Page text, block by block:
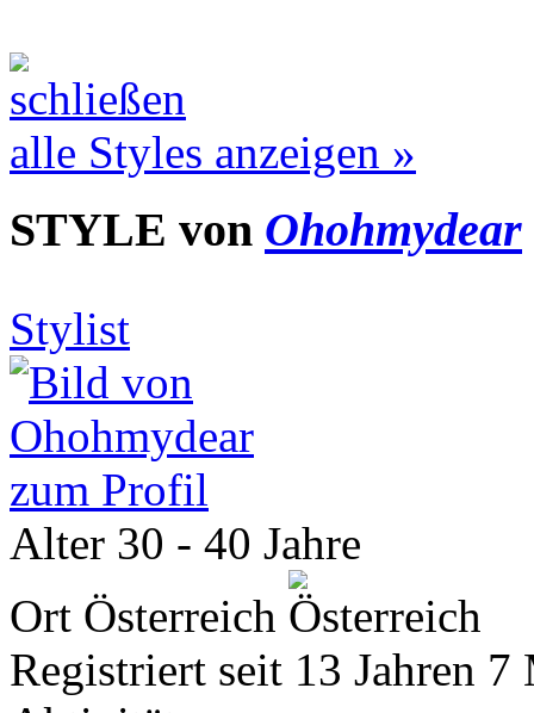
alle Styles anzeigen »
STYLE von Ohohmydear
Stylist
zum Profil
Alter 30 - 40 Jahre
Ort Österreich
Registriert seit 13 Jahren 7